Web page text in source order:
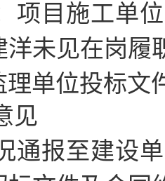
项目施工单
洋未见在岗履
理单位投标文
见
通报至建设